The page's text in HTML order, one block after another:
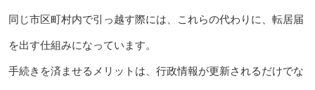
同じ市区町村内で引っ越す際には、これらの代わりに、転居届
を出す仕組みになっています。
手続きを済ませるメリットは、行政情報が更新されるだけでな